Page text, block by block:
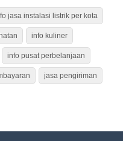
jasa instalasi listrik per kota
info kuliner
info pusat perbelanjaan
jasa pengiriman